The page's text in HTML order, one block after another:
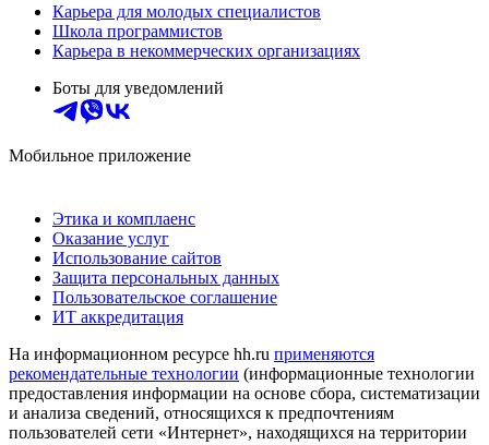
Карьера для молодых специалистов
Школа программистов
Карьера в некоммерческих организациях
Боты для уведомлений
Мобильное приложение
Этика и комплаенс
Оказание услуг
Использование сайтов
Защита персональных данных
Пользовательское соглашение
ИТ аккредитация
На информационном ресурсе hh.ru применяются
рекомендательные технологии (информационные технологии
предоставления информации на основе сбора, систематизации
и анализа сведений, относящихся к предпочтениям
пользователей сети «Интернет», находящихся на территории